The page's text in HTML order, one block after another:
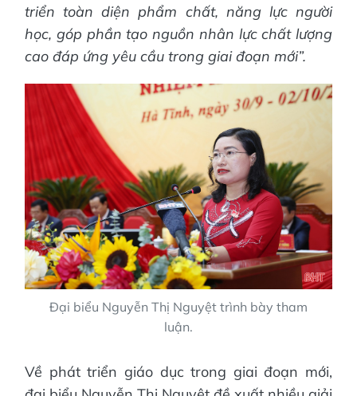
triển toàn diện phẩm chất, năng lực người
học, góp phần tạo nguồn nhân lực chất lượng
cao đáp ứng yêu cầu trong giai đoạn mới”.
Đại biểu Nguyễn Thị Nguyệt trình bày tham
luận.
Về phát triển giáo dục trong giai đoạn mới,